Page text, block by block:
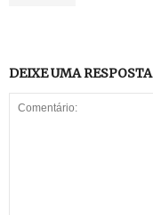
DEIXE UMA RESPOSTA